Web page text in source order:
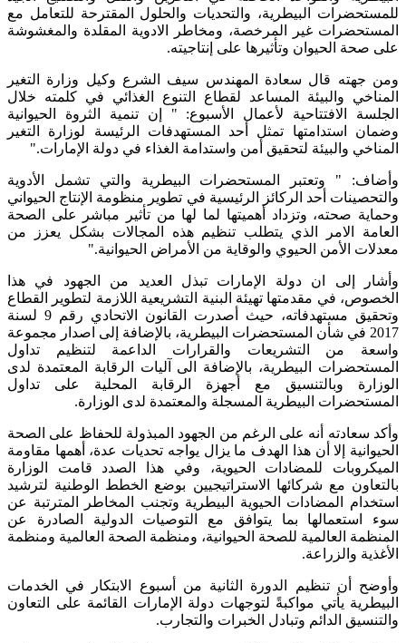
للمستحضرات البيطرية، والتحديات والحلول المقترحة للتعامل مع
المستحضرات غير المرخصة، ومخاطر الادوية المقلدة والمغشوشة
على صحة الحيوان وتأثيرها على إنتاجيته.
ومن جهته قال سعادة المهندس سيف الشرع وكيل وزارة التغير
المناخي والبيئة المساعد لقطاع التنوع الغذائي في كلمته خلال
الجلسة الافتتاحية لأعمال الأسبوع: " إن تنمية الثروة الحيوانية
وضمان استدامتها تمثل أحد المستهدفات الرئيسة لوزارة التغير
المناخي والبيئة لتحقيق أمن واستدامة الغذاء في دولة الإمارات."
وأضاف: " وتعتبر المستحضرات البيطرية والتي تشمل الأدوية
والتحصينات أحد الركائز الرئيسية في تطوير منظومة الإنتاج الحيواني
وحماية صحته، وتزداد أهميتها لما لها من تأثير مباشر على الصحة
العامة الامر الذي يتطلب تنظيم هذه المجالات بشكل يعزز من
معدلات الأمن الحيوي والوقاية من الأمراض الحيوانية."
وأشار إلى ان دولة الإمارات تبذل العديد من الجهود في هذا
الخصوص، في مقدمتها تهيئة البنية التشريعية اللازمة لتطوير القطاع
وتحقيق مستهدفاته، حيث أصدرت القانون الاتحادي رقم 9 لسنة
2017 في شأن المستحضرات البيطرية، بالإضافة إلى اصدار مجموعة
واسعة من التشريعات والقرارات الداعمة لتنظيم تداول
المستحضرات البيطرية، بالإضافة الى آليات الرقابة المعتمدة لدى
الوزارة وبالتنسيق مع أجهزة الرقابة المحلية على تداول
المستحضرات البيطرية المسجلة والمعتمدة لدى الوزارة.
وأكد سعادته أنه على الرغم من الجهود المبذولة للحفاظ على الصحة
الحيوانية إلا أن هذا الهدف ما يزال يواجه تحديات عدة، أهمها مقاومة
الميكروبات للمضادات الحيوية، وفي هذا الصدد قامت الوزارة
بالتعاون مع شركائها الاستراتيجيين بوضع الخطط الوطنية لترشيد
استخدام المضادات الحيوية البيطرية وتجنب المخاطر المترتبة عن
سوء استعمالها بما يتوافق مع التوصيات الدولية الصادرة عن
المنظمة العالمية للصحة الحيوانية، ومنظمة الصحة العالمية ومنظمة
الأغذية والزراعة.
وأوضح أن تنظيم الدورة الثانية من أسبوع الابتكار في الخدمات
البيطرية يأتي مواكبةً لتوجهات دولة الإمارات القائمة على التعاون
والتنسيق الدائم وتبادل الخبرات والتجارب.